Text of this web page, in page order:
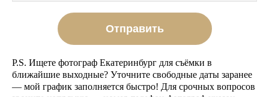
Отправить
P.S. Ищете фотограф Екатеринбург для съёмки в
ближайшие выходные? Уточните свободные даты заранее
— мой график заполняется быстро! Для срочных вопросов